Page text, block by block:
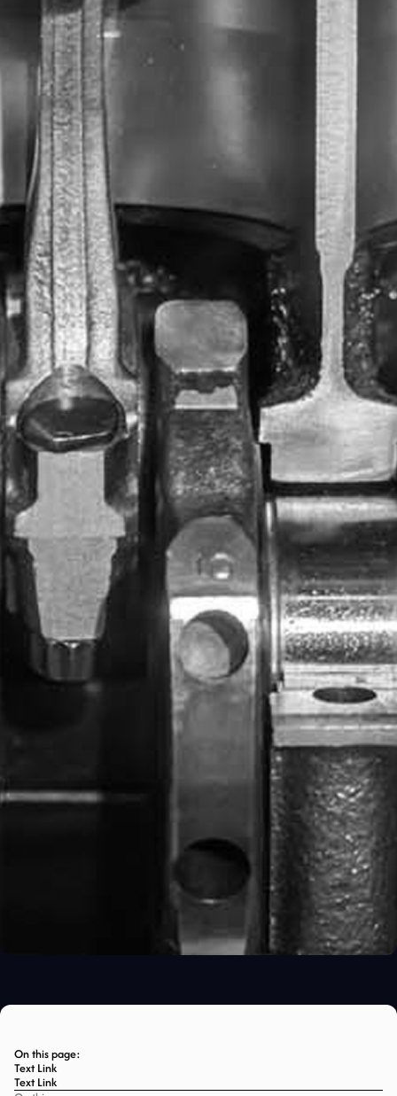
On this page:
Text Link
Text Link